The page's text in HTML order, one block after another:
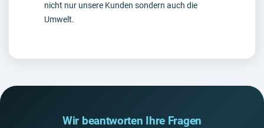
nicht nur unsere Kunden sondern auch die
Umwelt.
Wir beantworten Ihre Fragen